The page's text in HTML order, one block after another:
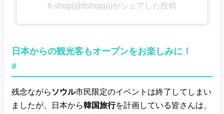
tt-shop(@ttshopjp)がシェアした投稿
日本からの観光客もオープンをお楽しみに！
#
残念ながら ソウル市民限定のイベントは終了してしまい
ましたが、日本から韓国旅行を計画している皆さんは、